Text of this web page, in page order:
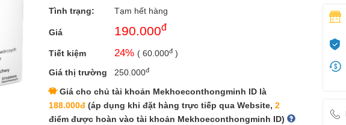
Tình trạng: Tạm hết hàng
Giá 190.000đ
Tiết kiệm 24% ( 60.000đ )
Giá thị trường
250.000đ
Giá cho chủ tài khoản Mekhoeconthongminh ID là
188.000đ (áp dụng khi đặt hàng trực tiếp qua Website, 2
điểm được hoàn vào tài khoản Mekhoeconthongminh ID)